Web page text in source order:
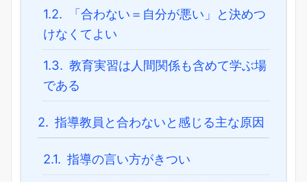
1.2.
「合わない＝自分が悪い」と決めつ
けなくてよい
1.3. 教育実習は人間関係も含めて学ぶ場
である
2. 指導教員と合わないと感じる主な原因
2.1. 指導の言い方がきつい